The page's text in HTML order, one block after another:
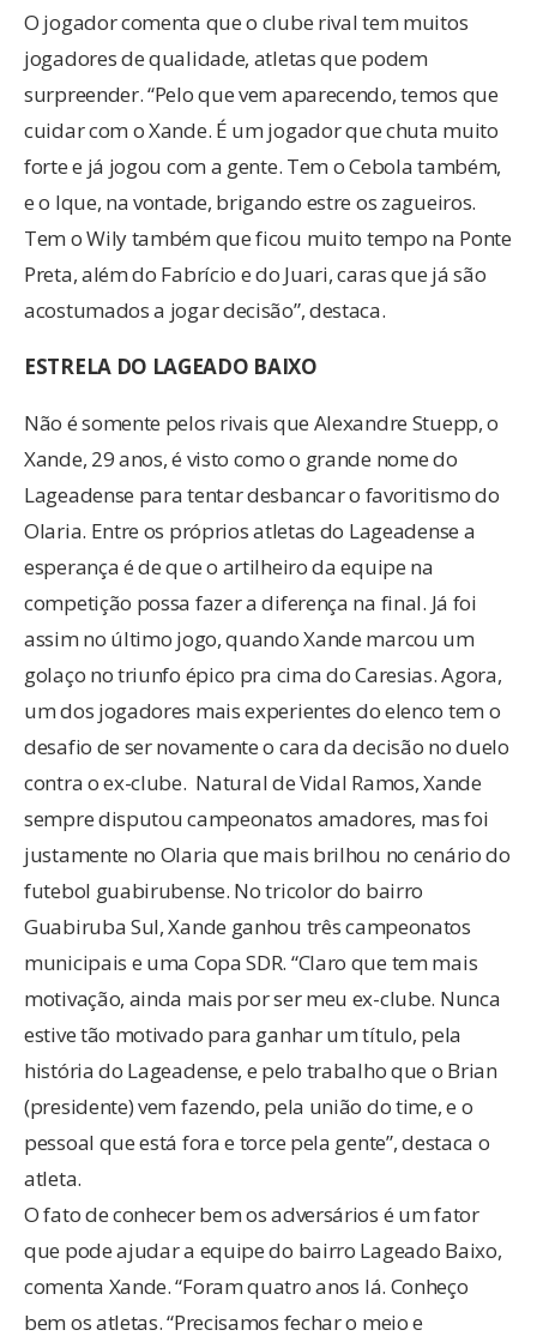
O jogador comenta que o clube rival tem muitos
jogadores de qualidade, atletas que podem
surpreender. “Pelo que vem aparecendo, temos que
cuidar com o Xande. É um jogador que chuta muito
forte e já jogou com a gente. Tem o Cebola também,
e o Ique, na vontade, brigando estre os zagueiros.
Tem o Wily também que ficou muito tempo na Ponte
Preta, além do Fabrício e do Juari, caras que já são
acostumados a jogar decisão”, destaca.
ESTRELA DO LAGEADO BAIXO
Não é somente pelos rivais que Alexandre Stuepp, o
Xande, 29 anos, é visto como o grande nome do
Lageadense para tentar desbancar o favoritismo do
Olaria. Entre os próprios atletas do Lageadense a
esperança é de que o artilheiro da equipe na
competição possa fazer a diferença na final. Já foi
assim no último jogo, quando Xande marcou um
golaço no triunfo épico pra cima do Caresias. Agora,
um dos jogadores mais experientes do elenco tem o
desafio de ser novamente o cara da decisão no duelo
contra o ex-clube. Natural de Vidal Ramos, Xande
sempre disputou campeonatos amadores, mas foi
justamente no Olaria que mais brilhou no cenário do
futebol guabirubense. No tricolor do bairro
Guabiruba Sul, Xande ganhou três campeonatos
municipais e uma Copa SDR. “Claro que tem mais
motivação, ainda mais por ser meu ex-clube. Nunca
estive tão motivado para ganhar um título, pela
história do Lageadense, e pelo trabalho que o Brian
(presidente) vem fazendo, pela união do time, e o
pessoal que está fora e torce pela gente”, destaca o
atleta.
O fato de conhecer bem os adversários é um fator
que pode ajudar a equipe do bairro Lageado Baixo,
comenta Xande. “Foram quatro anos lá. Conheço
bem os atletas. “Precisamos fechar o meio e